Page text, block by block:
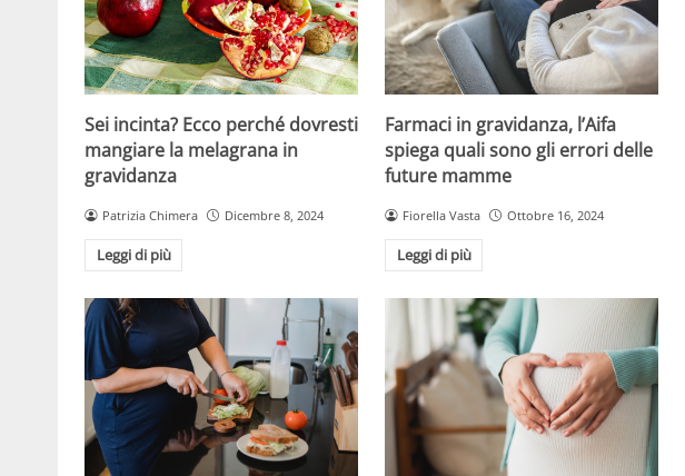
Sei incinta? Ecco perché dovresti
mangiare la melagrana in
gravidanza
Patrizia Chimera Dicembre 8, 2024
Leggi di più
Farmaci in gravidanza, l’Aifa
spiega quali sono gli errori delle
future mamme
Fiorella Vasta Ottobre 16, 2024
Leggi di più